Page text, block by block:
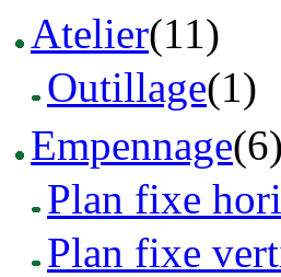
Atelier(11)
Outillage(1)
Empennage(6)
Plan fixe
Plan fixe